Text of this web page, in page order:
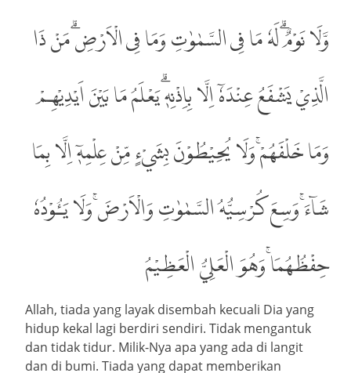
وَّلَا نَوْمٌۗ لَهٗ مَا فِى السَّمٰوٰتِ وَمَا فِى الْاَرْضِۗ مَنْ ذَا
الَّذِيْ يَشْفَعُ عِنْدَهٗٓ اِلَّا بِاِذْنِهٖۗ يَعْلَمُ مَا بَيْنَ اَيْدِيْهِمْ
وَمَا خَلْفَهُمْۚ وَلَا يُحِيْطُوْنَ بِشَيْءٍ مِّنْ عِلْمِهٖٓ اِلَّا بِمَا
شَاۤءَۚ وَسِعَ كُرْسِيُّهُ السَّمٰوٰتِ وَالْاَرْضَۚ وَلَا يَـُٔوْدُهٗ
حِفْظُهُمَاۚ وَهُوَ الْعَلِيُّ الْعَظِيْمُ
Allah, tiada yang layak disembah kecuali Dia yang
hidup kekal lagi berdiri sendiri. Tidak mengantuk
dan tidak tidur. Milik-Nya apa yang ada di langit
dan di bumi. Tiada yang dapat memberikan